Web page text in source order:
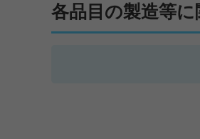
各品目の製造等に